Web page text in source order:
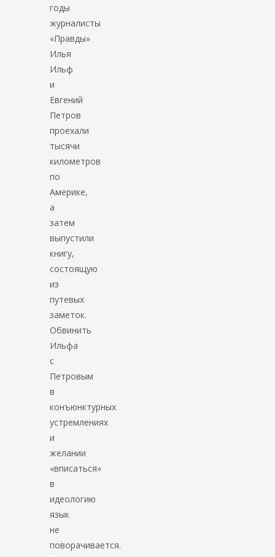
годы
журналисты
«Правды»
Илья
Ильф
и
Евгений
Петров
проехали
тысячи
километров
по
Америке,
а
затем
выпустили
книгу,
состоящую
из
путевых
заметок.
Обвинить
Ильфа
с
Петровым
в
конъюнктурных
устремлениях
и
желании
«вписаться»
в
идеологию
язык
не
поворачивается.